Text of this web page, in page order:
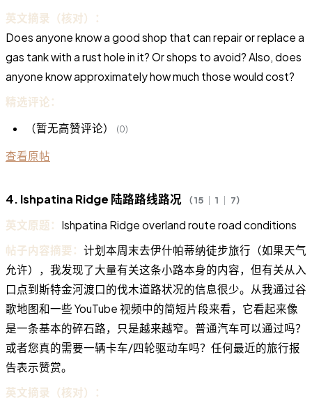
英文摘录（核对）：
Does anyone know a good shop that can repair or replace a
gas tank with a rust hole in it? Or shops to avoid? Also, does
anyone know approximately how much those would cost?
精选评论：
（暂无高赞评论）
(0)
查看原帖
4. Ishpatina Ridge 陆路路线路况 （ 15 ｜ 1 ｜ 7）
英文原题： Ishpatina Ridge overland route road conditions
帖子内容摘要： 计划本周末去伊什帕蒂纳徒步旅行（如果天气
允许），我发现了大量有关这条小路本身的内容，但有关从入
口点到斯特金河渡口的伐木道路状况的信息很少。从我通过谷
歌地图和一些 YouTube 视频中的简短片段来看，它看起来像
是一条基本的碎石路，只是越来越窄。普通汽车可以通过吗？
或者您真的需要一辆卡车/四轮驱动车吗？任何最近的旅行报
告表示赞赏。
英文摘录（核对）：